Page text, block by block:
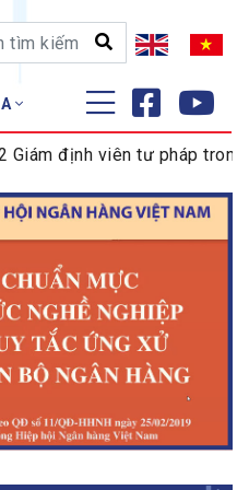
CỨU
định viên tư pháp trong